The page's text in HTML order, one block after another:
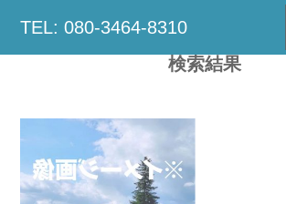
TEL: 080-3464-8310
検索結果